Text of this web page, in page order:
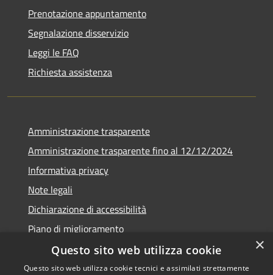
Prenotazione appuntamento
Segnalazione disservizio
Leggi le FAQ
Richiesta assistenza
Amministrazione trasparente
Amministrazione trasparente fino al 12/12/2024
Informativa privacy
Note legali
Dichiarazione di accessibilità
Piano di miglioramento
×
Questo sito web utilizza cookie
Questo sito web utilizza cookie tecnici e assimilati strettamente